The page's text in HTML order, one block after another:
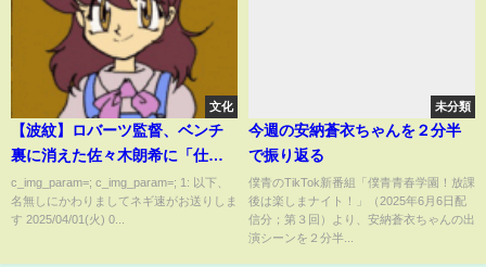
文化
【波紋】ロバーツ監督、ベンチ
裏に消えた佐々木朗希に「仕事
に戻れ」と諭す…
c_img_param=; c_img_param=; 1: 以下、
名無しにかわりましてネギ速がお送りしま
す 2025/04/01(火) 0...
未分類
今週の安納蒼衣ちゃんを２分半
で振り返る
僕青のTikTok新番組「僕青青春学園！放課
後は楽しまナイト！」（2025年6月6日配
信分；第３回）より、安納蒼衣ちゃんの出
演シーンを２分半...